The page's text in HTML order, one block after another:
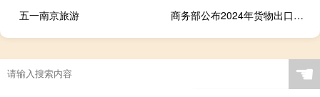
五一南京旅游
商务部公布2024年货物出口配额总量
☚